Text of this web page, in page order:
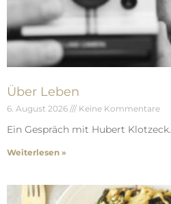
Über Leben
6. August 2026 Keine Kommentare
Ein Gespräch mit Hubert Klotzeck.
Weiterlesen »